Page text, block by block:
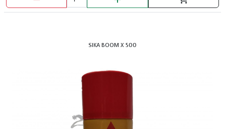
JUEGO DE 4 DEST STANLEY
SIKA BOOM X 500